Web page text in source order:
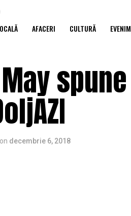
AFACERI CULTURĂ
on decembrie 6, 2018